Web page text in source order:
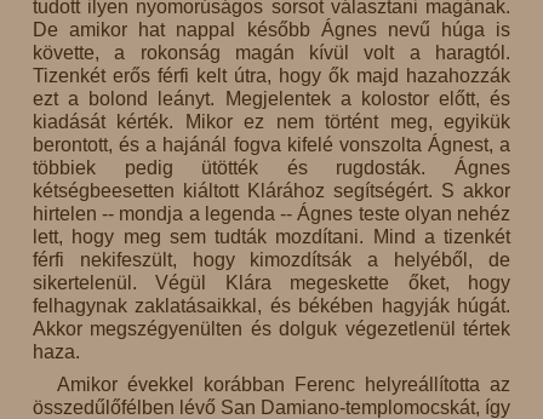
tudott ilyen nyomorúságos sorsot választani magának.
De amikor hat nappal később Ágnes nevű húga is
követte, a rokonság magán kívül volt a haragtól.
Tizenkét erős férfi kelt útra, hogy ők majd hazahozzák
ezt a bolond leányt. Megjelentek a kolostor előtt, és
kiadását kérték. Mikor ez nem történt meg, egyikük
berontott, és a hajánál fogva kifelé vonszolta Ágnest, a
többiek pedig ütötték és rugdosták. Ágnes
kétségbeesetten kiáltott Klárához segítségért. S akkor
hirtelen -- mondja a legenda -- Ágnes teste olyan nehéz
lett, hogy meg sem tudták mozdítani. Mind a tizenkét
férfi nekifeszült, hogy kimozdítsák a helyéből, de
sikertelenül. Végül Klára megeskette őket, hogy
felhagynak zaklatásaikkal, és békében hagyják húgát.
Akkor megszégyenülten és dolguk végezetlenül tértek
haza.
Amikor évekkel korábban Ferenc helyreállította az
összedűlőfélben lévő San Damiano-templomocskát, így